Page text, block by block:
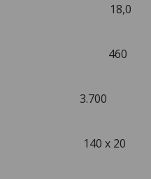
18,0
460
3.700
140 x 20